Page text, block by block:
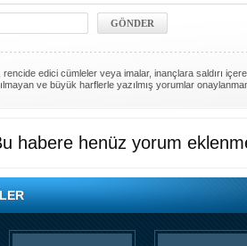
edici cümleler veya imalar, inançlara saldırı
ve büyük harflerle yazılmış yorumlar
habere henüz yorum